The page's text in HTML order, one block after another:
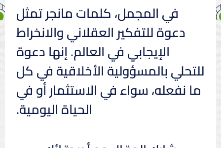
في المجمل، كلمات مانجر تمثل
دعوة للتفكير العقلاني والانخراط
الإيجابي في العالم. إنها دعوة
للتحلي بالمسؤولية الأخلاقية في كل
ما نفعله، سواء في الاستثمار أو في
الحياة اليومية.